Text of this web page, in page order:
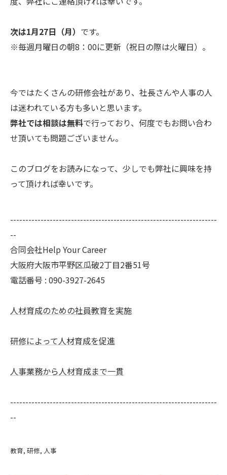
次は1月27日（月） です。
※毎週月曜日の朝8：00に更新（祝日の際は火曜日）。
今ではたくさんの研修会社があり、社長さんや人事の人
は迷われている方も多いと思います。
弊社では相談は無料で行っており、何度でもお問い合わ
せ頂いても問題ございません。
このブログをお読みになって、少しでも弊社に興味を持
って頂ければ幸いです。
--------------------------------------------------------------------
--
合同会社Help Your Career
大阪府大阪市平野区瓜破2丁目2番51号
電話番号 : 090-3927-2645
人材育成のための社員教育を実施
研修によって人材育成を促進
人事業務から人材育成まで一貫
--------------------------------------------------------------------
--
教育 研修 人事